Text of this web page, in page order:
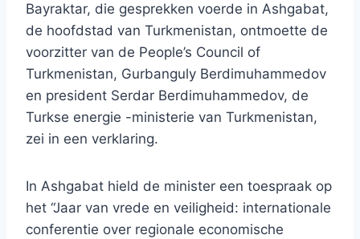
Bayraktar, die gesprekken voerde in Ashgabat,
de hoofdstad van Turkmenistan, ontmoette de
voorzitter van de People’s Council of
Turkmenistan, Gurbanguly Berdimuhammedov
en president Serdar Berdimuhammedov, de
Turkse energie -ministerie van Turkmenistan,
zei in een verklaring.
In Ashgabat hield de minister een toespraak op
het “Jaar van vrede en veiligheid: internationale
conferentie over regionale economische